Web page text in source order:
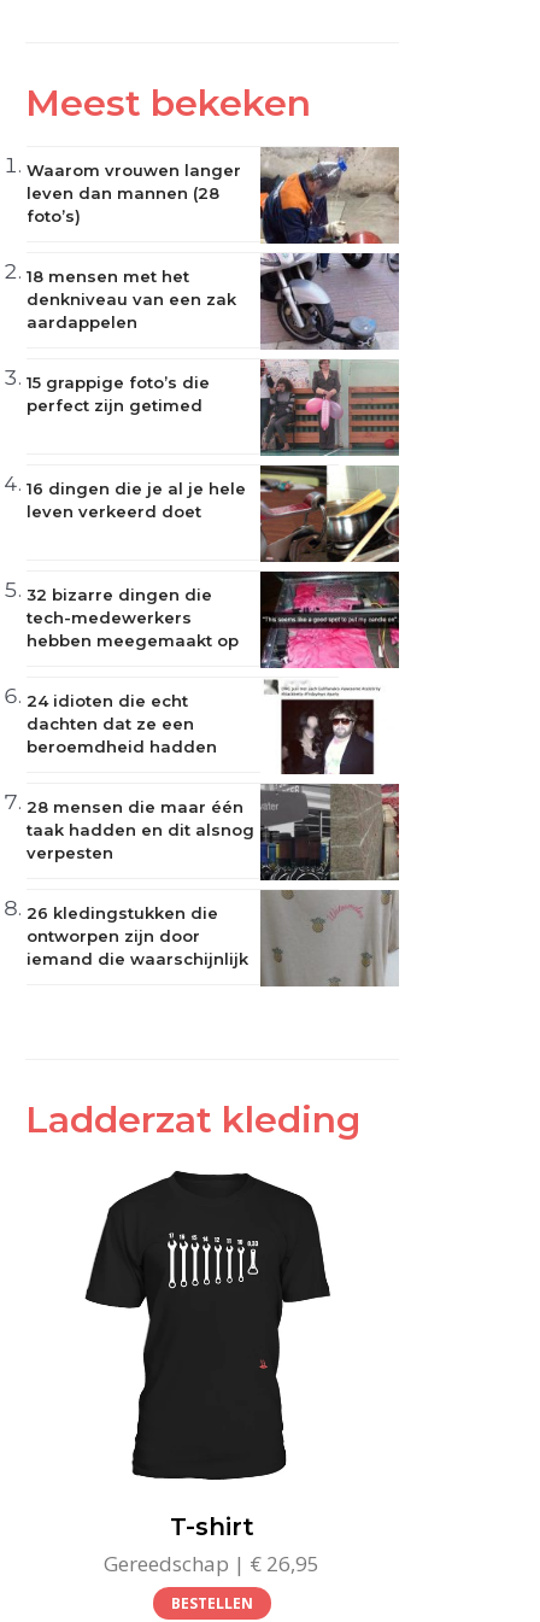
Meest bekeken
Waarom vrouwen langer
leven dan mannen (28
foto’s)
18 mensen met het
denkniveau van een zak
aardappelen
15 grappige foto’s die
perfect zijn getimed
16 dingen die je al je hele
leven verkeerd doet
32 bizarre dingen die
tech-medewerkers
hebben meegemaakt op
24 idioten die echt
dachten dat ze een
beroemdheid hadden
28 mensen die maar één
taak hadden en dit alsnog
verpesten
26 kledingstukken die
ontworpen zijn door
iemand die waarschijnlijk
Ladderzat kleding
T-shirt
Gereedschap | € 26,95
BESTELLEN